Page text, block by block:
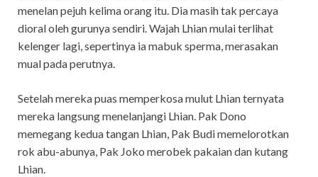
menelan pejuh kelima orang itu. Dia masih tak percaya
dioral oleh gurunya sendiri. Wajah Lhian mulai terlihat
kelenger lagi, sepertinya ia mabuk sperma, merasakan
mual pada perutnya.
Setelah mereka puas memperkosa mulut Lhian ternyata
mereka langsung menelanjangi Lhian. Pak Dono
memegang kedua tangan Lhian, Pak Budi memelorotkan
rok abu-abunya, Pak Joko merobek pakaian dan kutang
Lhian.